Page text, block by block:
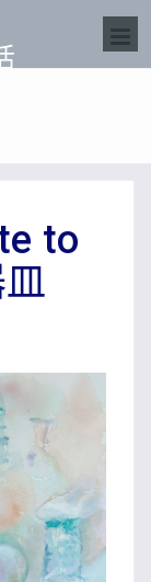
to